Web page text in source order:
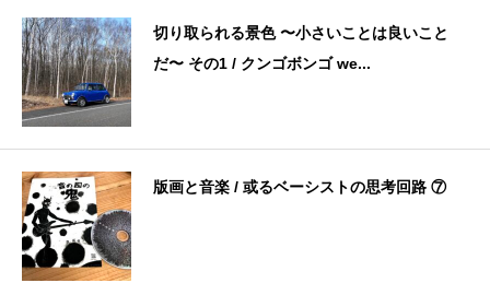
切り取られる景色 〜小さいことは良いこと
だ〜 その1 / クンゴボンゴ we...
版画と音楽 / 或るベーシストの思考回路 ⑦